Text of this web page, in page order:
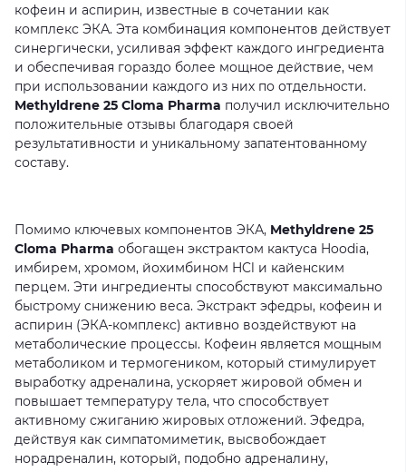
кофеин и аспирин, известные в сочетании как
комплекс ЭКА. Эта комбинация компонентов действует
синергически, усиливая эффект каждого ингредиента
и обеспечивая гораздо более мощное действие, чем
при использовании каждого из них по отдельности.
Methyldrene 25 Cloma Pharma получил исключительно
положительные отзывы благодаря своей
результативности и уникальному запатентованному
составу.
Помимо ключевых компонентов ЭКА, Methyldrene 25
Cloma Pharma обогащен экстрактом кактуса Hoodia,
имбирем, хромом, йохимбином HCl и кайенским
перцем. Эти ингредиенты способствуют максимально
быстрому снижению веса. Экстракт эфедры, кофеин и
аспирин (ЭКА-комплекс) активно воздействуют на
метаболические процессы. Кофеин является мощным
метаболиком и термогеником, который стимулирует
выработку адреналина, ускоряет жировой обмен и
повышает температуру тела, что способствует
активному сжиганию жировых отложений. Эфедра,
действуя как симпатомиметик, высвобождает
норадреналин, который, подобно адреналину,